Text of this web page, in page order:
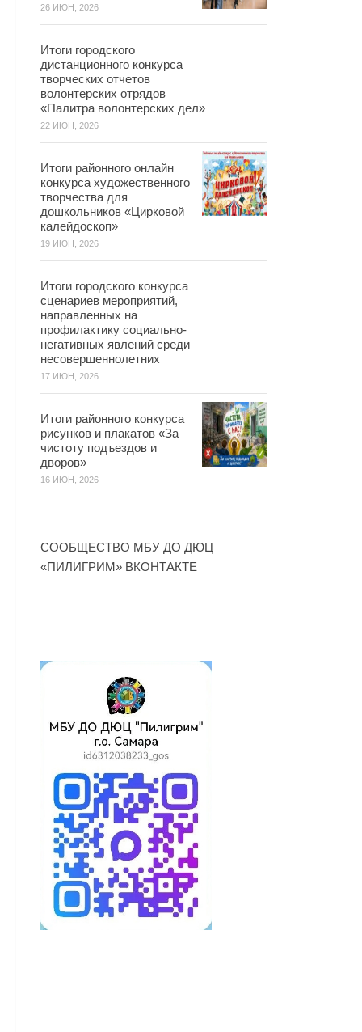
26 ИЮН, 2026
Итоги городского
дистанционного конкурса
творческих отчетов
волонтерских отрядов
«Палитра волонтерских дел»
22 ИЮН, 2026
Итоги районного онлайн
конкурса художественного
творчества для
дошкольников «Цирковой
калейдоскоп»
19 ИЮН, 2026
Итоги городского конкурса
сценариев мероприятий,
направленных на
профилактику социально-
негативных явлений среди
несовершеннолетних
17 ИЮН, 2026
Итоги районного конкурса
рисунков и плакатов «За
чистоту подъездов и
дворов»
16 ИЮН, 2026
СООБЩЕСТВО МБУ ДО ДЮЦ
«ПИЛИГРИМ» ВКОНТАКТЕ